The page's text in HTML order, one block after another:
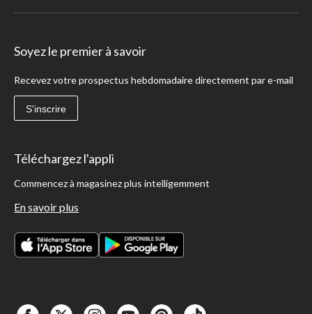
Soyez le premier à savoir
Recevez votre prospectus hebdomadaire directement par e-mail
S'inscrire
Téléchargez l'appli
Commencez à magasinez plus intelligemment
En savoir plus